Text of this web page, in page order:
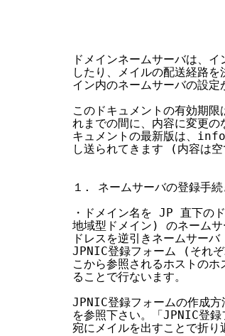
ドメインネームサーバは、
したり、メイルの配送経路
イン内のネームサーバの設定
このドキュメントの有効期
れまでの間に、内容に変更
キュメントの最新版は、
し送られてきます (内容は空
１. ネームサーバの登録手続
・ドメイン名を JP 直下
地域型ドメイン) のネーム
ドレスを逆引きネームサー
JPNIC登録フォーム (それぞ
こから参照されるホスト
ることで行ないます。
JPNIC登録フォームの作成方
を参照下さい。「JPNIC
宛にメイルを出すことで折